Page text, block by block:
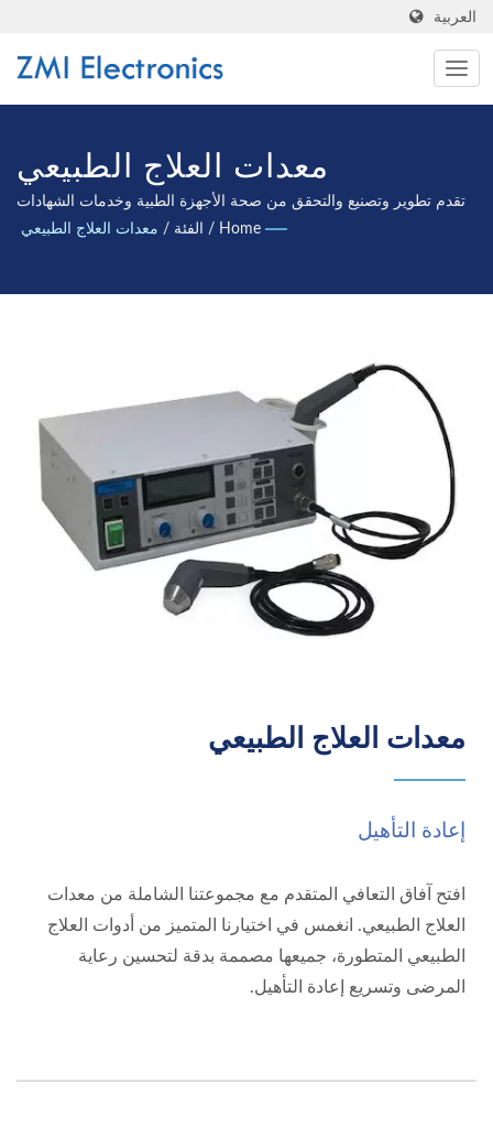
العربية
معدات العلاج الطبيعي
تقدم تطوير وتصنيع والتحقق من صحة الأجهزة الطبية وخدمات الشهادات
الدولية.
Home
/ الفئة / معدات العلاج الطبيعي
معدات العلاج الطبيعي
إعادة التأهيل
افتح آفاق التعافي المتقدم مع مجموعتنا الشاملة من معدات
العلاج الطبيعي. انغمس في اختيارنا المتميز من أدوات العلاج
الطبيعي المتطورة، جميعها مصممة بدقة لتحسين رعاية
المرضى وتسريع إعادة التأهيل.